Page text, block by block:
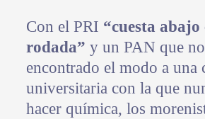
Con el PRI “cuesta abajo
rodada” y un PAN que
encontrado el modo a una
universitaria con la que
hacer química, los